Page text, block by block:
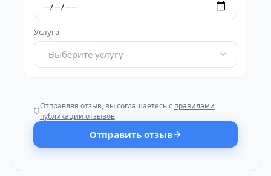
Услуга
- Выберите услугу -
Отправляя отзыв, вы соглашаетесь с правилами
публикации отзывов.
Отправить отзыв